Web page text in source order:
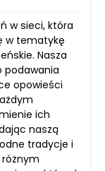
w sieci, która
w tematykę
Nasza
podawania
opowieści
ich
naszą
tradycje i